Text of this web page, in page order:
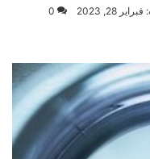
28, 2023
0